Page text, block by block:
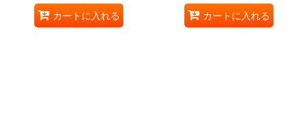
カートに入れる カートに入れる